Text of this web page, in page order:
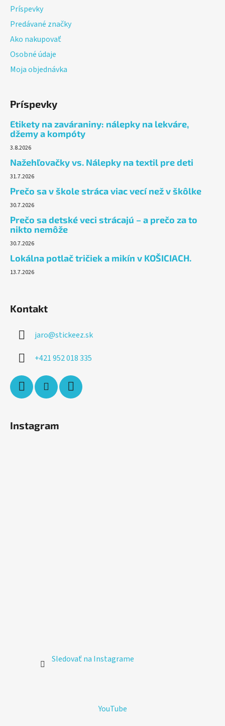
Príspevky
Predávané značky
Ako nakupovať
Osobné údaje
Moja objednávka
Príspevky
Etikety na zaváraniny: nálepky na lekváre,
džemy a kompóty
3.8.2026
Nažehľovačky vs. Nálepky na textil pre deti
31.7.2026
Prečo sa v škole stráca viac vecí než v škôlke
30.7.2026
Prečo sa detské veci strácajú – a prečo za to
nikto nemôže
30.7.2026
Lokálna potlač tričiek a mikín v KOŠICIACH.
13.7.2026
Kontakt
jaro@stickeez.sk
+421 952 018 335
Instagram
Sledovať na Instagrame
YouTube